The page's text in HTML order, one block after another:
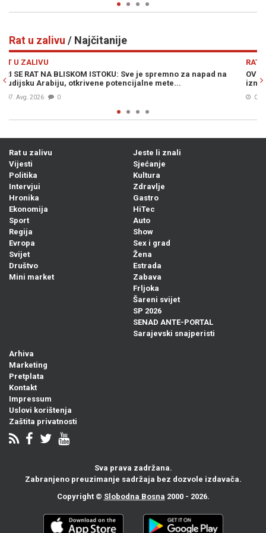
Rat u zalivu / Najčitanije
na
RAT U ZALIVU
OVO NIKO NIJE OČEKIVAO: Procurio sadržaj konačnog
izneđu Irana i SAD-a...
06. Avg. 2026
Rat u zalivu
Vijesti
Politika
Intervjui
Hronika
Ekonomija
Sport
Regija
Evropa
Svijet
Društvo
Mini market
Jeste li znali
Sjećanje
Kultura
Zdravlje
Gastro
HiTec
Auto
Show
Sex i grad
Žena
Estrada
Zabava
Frljoka
Šareni svijet
SP 2026
SENAD ANTE-PORTAL
Sarajevski snajperisti
Arhiva
Marketing
Pretplata
Kontakt
Impressum
Uslovi korištenja
Zaštita privatnosti
Sva prava zadržana.
Zabranjeno preuzimanje sadržaja bez dozvole izdavača.
Copyright © Slobodna Bosna 2000 - 2026.